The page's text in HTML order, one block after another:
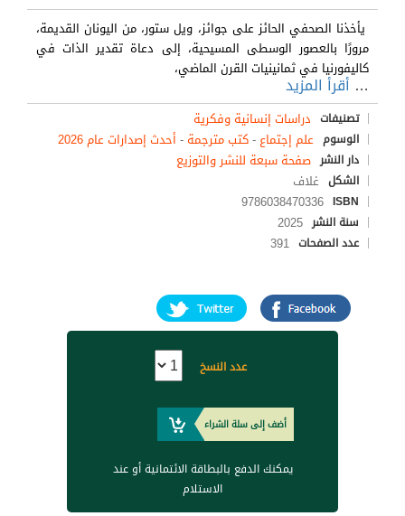
يأخذنا الصحفي الحائز على جوائز، ويل ستور، من اليونان القديمة،
مرورًا بالعصور الوسطى المسيحية، إلى دعاة تقدير الذات في
كاليفورنيا في ثمانينيات القرن الماضي،
… أقرأ المزيد
تصنيفات دراسات إنسانية وفكرية
الوسوم علم إجتماع-كتب مترجمة - أحدث إصدارات عام 2026
دار النشر صفحة سبعة للنشر والتوزيع
الشكل غلاف
ISBN
9786038470336
سنة النشر 2025
عدد الصفحات 391
عدد النسخ
أضف إلى سلة الشراء
يمكنك الدفع بالبطاقة الائتمانية أو عند
الاستلام